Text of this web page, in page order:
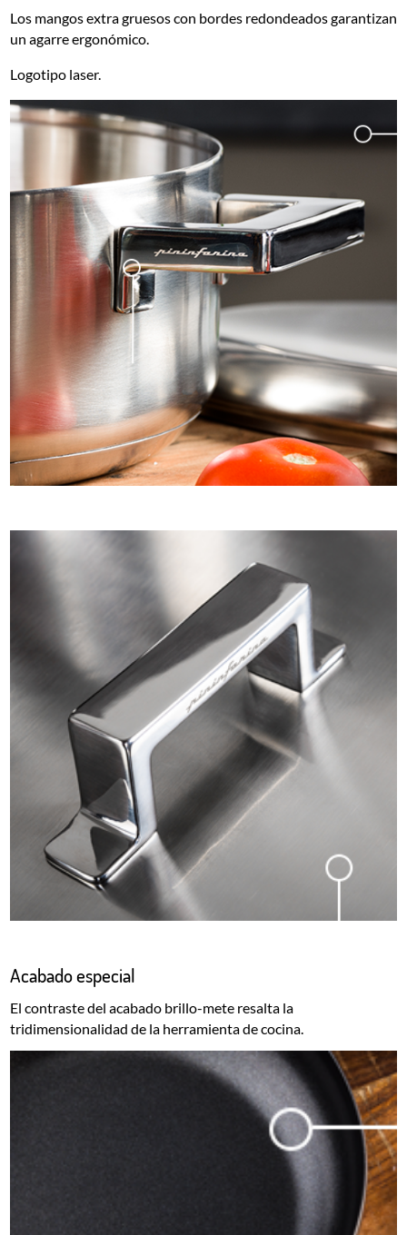
Los mangos extra gruesos con bordes redondeados garantizan
un agarre ergonómico.
Logotipo laser.
Acabado especial
El contraste del acabado brillo-mete resalta la
tridimensionalidad de la herramienta de cocina.